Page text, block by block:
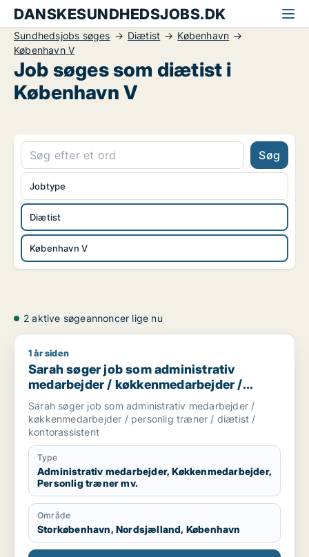
DANSKESUNDHEDSJOBS.DK
Sundhedsjobs søges Diætist
København
København V
Job søges som diætist i
København V
Søg
Diætist
København V
Jobtype
2 aktive søgeannoncer lige nu
Sarah søger job som administrativ medarbejder /
1 år siden
Sarah søger job som administrativ
medarbejder / køkkenmedarbejder /
personlig træner / diætist /
kontorassistent
Sarah søger job som administrativ medarbejder /
køkkenmedarbejder / personlig træner / diætist /
kontorassistent
Type
Administrativ medarbejder, Køkkenmedarbejder,
Personlig træner mv.
Område
Storkøbenhavn, Nordsjælland, København